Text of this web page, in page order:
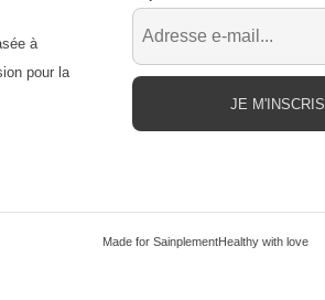
à
pour la
JE M'INSCRIS
Made for SainplementHealthy with love